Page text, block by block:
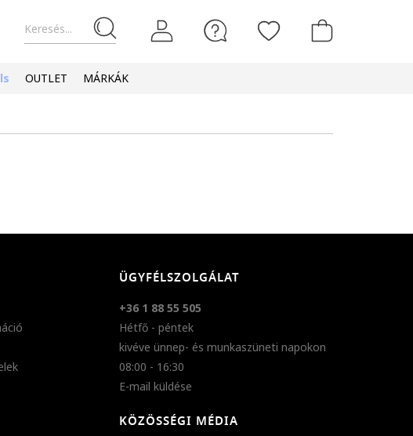
Keresés...
OUTLET MÁRKÁK
ÜGYFÉLSZOLGÁLAT
+36 1 88 55 505
Hétfő - péntek
kivéve ünnep- és munkaszüneti napokon
08:00 - 16:30
E-mail küldése
KÖZÖSSÉGI MÉDIA